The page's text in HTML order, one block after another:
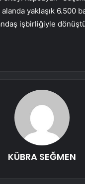
yaklaşık 6.500
işbirliğiyle
KÜBRA SEĞMEN